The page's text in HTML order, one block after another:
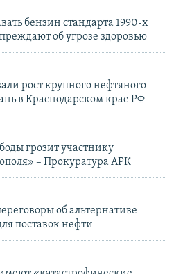
бензин стандарта 1990-х
об угрозе здоровью
рост крупного нефтяного
в Краснодарском крае РФ
грозит участнику
– Прокуратура АРК
об альтернативе
поставок нефти